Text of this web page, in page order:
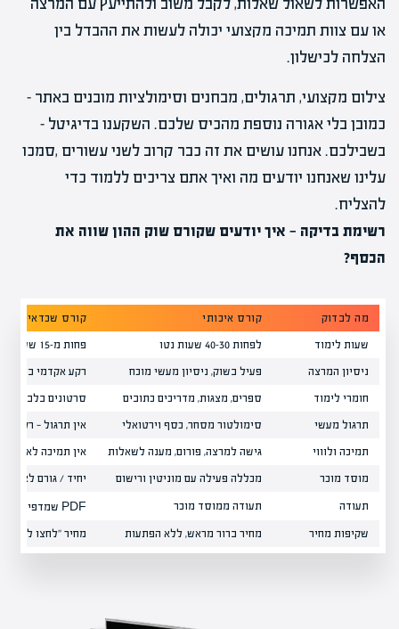
האפשרות לשאול שאלות, לקבל משוב ולהתייעץ עם המרצה
או עם צוות תמיכה מקצועי יכולה לעשות את ההבדל בין
הצלחה לכישלון.
צילום מקצועי, תרגולים, מבחנים וסימולציות מובנים באתר –
כמובן בלי אגורה נוספת מהכיס שלכם. השקענו בדיגיטל –
בשבילכם. אנחנו עושים את זה כבר קרוב לשני עשורים ,סמכו
עלינו שאנחנו יודעים מה ואיך אתם צריכים ללמוד כדי
להצליח.
רשימת בדיקה — איך יודעים שקורס שוק ההון שווה את
הכסף?
מה לבדוק קורס איכותי קורס שכדאי
שעות לימוד לפחות 30–40 שעות נטו פחות מ-15 שעות
ניסיון המרצה פעיל בשוק, ניסיון מעשי מוכח רקע אקדמי בלבד
חומרי לימוד ספרים, מצגות, מדריכים כתובים סרטונים בלבד
תרגול מעשי סימולטור מסחר, כסף וירטואלי אין תרגול — רק
תמיכה ולוווי גישה למרצה, פורום, מענה לשאלות אין תמיכה לאחר
מוסד מוכר מכללה פעילה עם מוניטין ורישום יחיד / גורם לא
תעודה תעודה ממוסד מוכר PDF שמדפיסים לבד
שקיפות מחיר מחיר ברור מראש, ללא הפתעות מחיר "לחצו